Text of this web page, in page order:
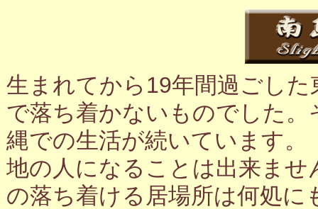
生まれてから19年間過ごし
で落ち着かないものでした
縄での生活が続いています
地の人になることは出来ま
の落ち着ける居場所は何処